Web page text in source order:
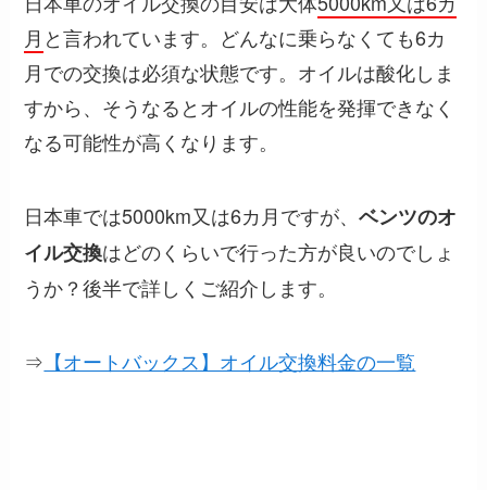
月 と言われています。どんなに乗らなくても6カ
月での交換は必須な状態です。オイルは酸化しま
すから、そうなるとオイルの性能を発揮できなく
なる可能性が高くなります。
日本車では5000km又は6カ月ですが、ベンツのオ
イル交換はどのくらいで行った方が良いのでしょ
うか？後半で詳しくご紹介します。
⇒ 【オートバックス】オイル交換料金の一覧